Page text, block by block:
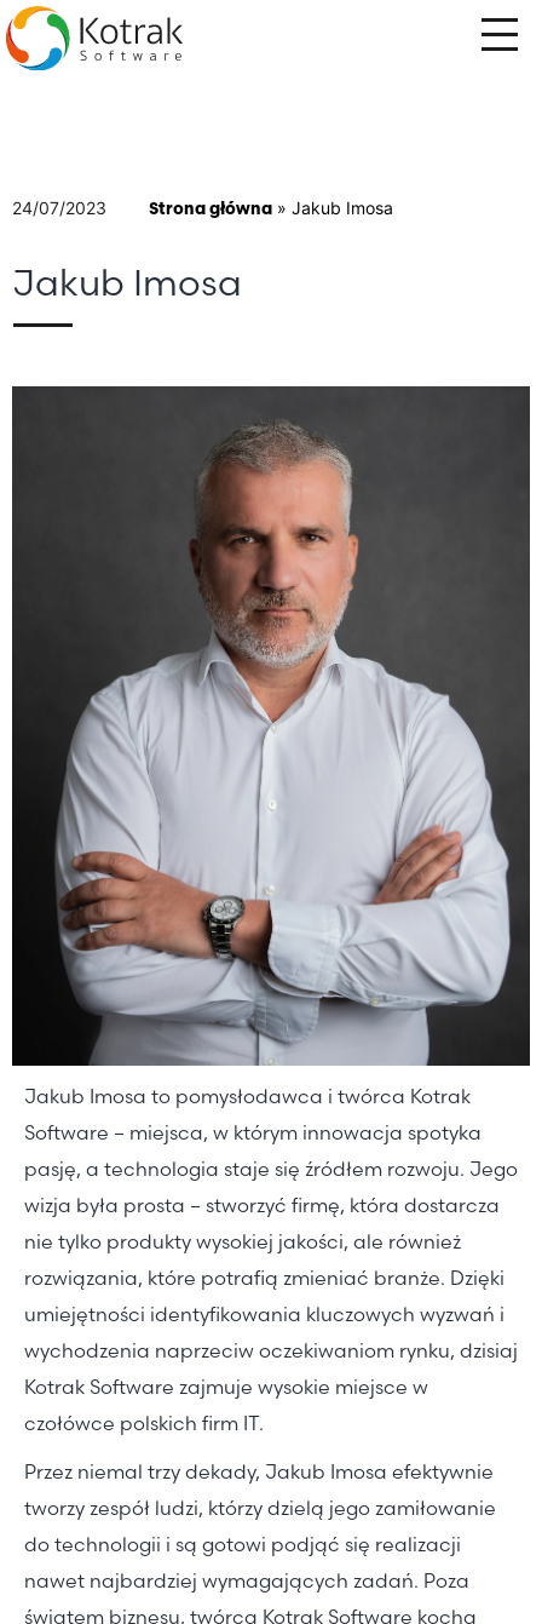
Przejdź
do
24/07/2023 Strona główna » Jakub Imosa
Jakub Imosa
Jakub Imosa to pomysłodawca i twórca Kotrak
Software – miejsca, w którym innowacja spotyka
pasję, a technologia staje się źródłem rozwoju. Jego
wizja była prosta – stworzyć firmę, która dostarcza
nie tylko produkty wysokiej jakości, ale również
rozwiązania, które potrafią zmieniać branże. Dzięki
umiejętności identyfikowania kluczowych wyzwań i
wychodzenia naprzeciw oczekiwaniom rynku, dzisiaj
Kotrak Software zajmuje wysokie miejsce w
czołówce polskich firm IT.
Przez niemal trzy dekady, Jakub Imosa efektywnie
tworzy zespół ludzi, którzy dzielą jego zamiłowanie
do technologii i są gotowi podjąć się realizacji
nawet najbardziej wymagających zadań. Poza
światem biznesu, twórca Kotrak Software kocha